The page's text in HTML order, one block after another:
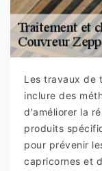
Les travaux de
inclure des
d'améliorer la
produits
pour prévenir
capricornes et